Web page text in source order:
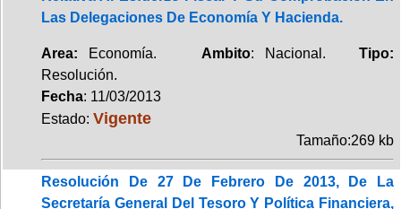
Las Delegaciones De Economía Y Hacienda.
Area: Economía. Ambito: Nacional.Tipo:
Resolución.
Fecha: 11/03/2013
Estado: Vigente
Tamaño:269 kb
Resolución De 27 De Febrero De 2013, De La
Secretaría General Del Tesoro Y Política Financiera,